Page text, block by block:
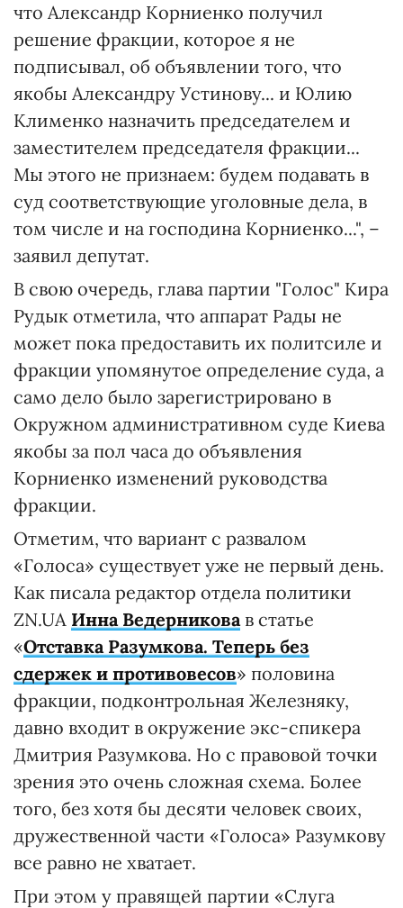
что Александр Корниенко получил
решение фракции, которое я не
подписывал, об объявлении того, что
якобы Александру Устинову... и Юлию
Клименко назначить председателем и
заместителем председателя фракции...
Мы этого не признаем: будем подавать в
суд соответствующие уголовные дела, в
том числе и на господина Корниенко...", –
заявил депутат.
В свою очередь, глава партии "Голос" Кира
Рудык отметила, что аппарат Рады не
может пока предоставить их политсиле и
фракции упомянутое определение суда, а
само дело было зарегистрировано в
Окружном административном суде Киева
якобы за пол часа до объявления
Корниенко изменений руководства
фракции.
Отметим, что вариант с развалом
«Голоса» существует уже не первый день.
Как писала редактор отдела политики
ZN.UA Инна Ведерникова в статье
«Отставка Разумкова. Теперь без
сдержек и противовесов» половина
фракции, подконтрольная Железняку,
давно входит в окружение экс-спикера
Дмитрия Разумкова. Но с правовой точки
зрения это очень сложная схема. Более
того, без хотя бы десяти человек своих,
дружественной части «Голоса» Разумкову
все равно не хватает.
При этом у правящей партии «Слуга